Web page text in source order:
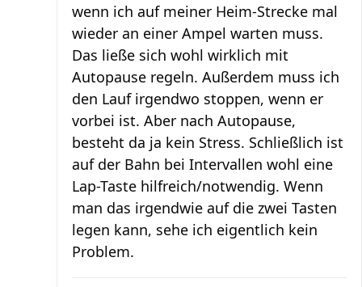
wenn ich auf meiner Heim-Strecke mal
wieder an einer Ampel warten muss.
Das ließe sich wohl wirklich mit
Autopause regeln. Außerdem muss ich
den Lauf irgendwo stoppen, wenn er
vorbei ist. Aber nach Autopause,
besteht da ja kein Stress. Schließlich ist
auf der Bahn bei Intervallen wohl eine
Lap-Taste hilfreich/notwendig. Wenn
man das irgendwie auf die zwei Tasten
legen kann, sehe ich eigentlich kein
Problem.